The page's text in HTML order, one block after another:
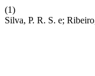
(1)
Silva, P. R. S. e;